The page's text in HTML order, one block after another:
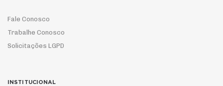
Fale Conosco
Trabalhe Conosco
Solicitações LGPD
INSTITUCIONAL